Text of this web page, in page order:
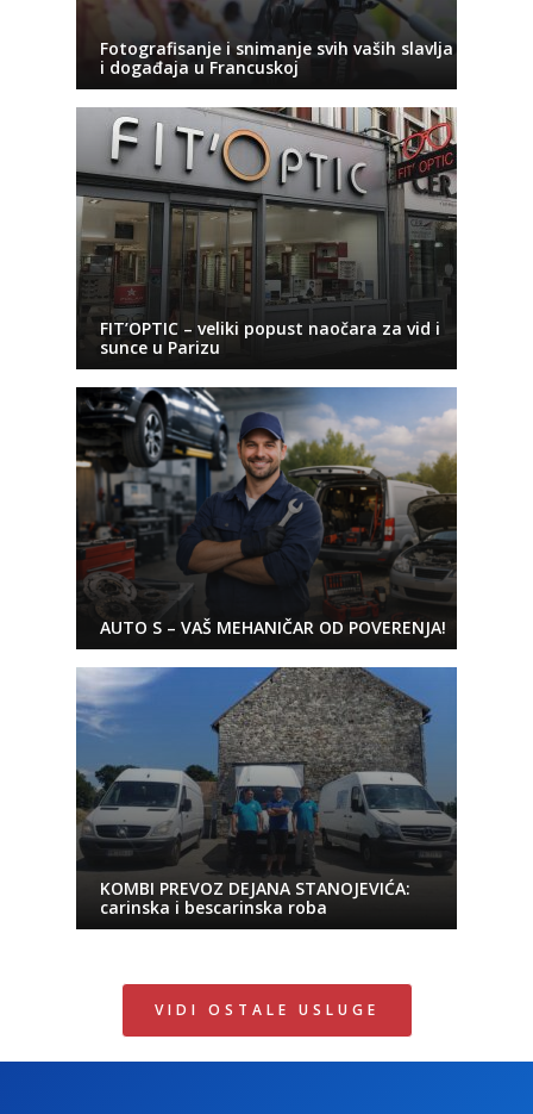
Fotografisanje i snimanje svih vaših slavlja
i događaja u Francuskoj
FIT’OPTIC – veliki popust naočara za vid i
sunce u Parizu
AUTO S – VAŠ MEHANIČAR OD POVERENJA!
KOMBI PREVOZ DEJANA STANOJEVIĆA:
carinska i bescarinska roba
VIDI OSTALE USLUGE